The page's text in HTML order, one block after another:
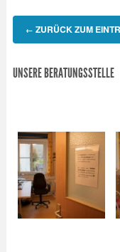
← ZURÜCK ZUM
UNSERE BERATUNGSSTELLE